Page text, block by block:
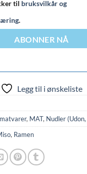
til bruksvilkår og
.
ABONNER NÅ
Legg til i ønskeliste
, MAT, Nudler (Udon,
, Ramen